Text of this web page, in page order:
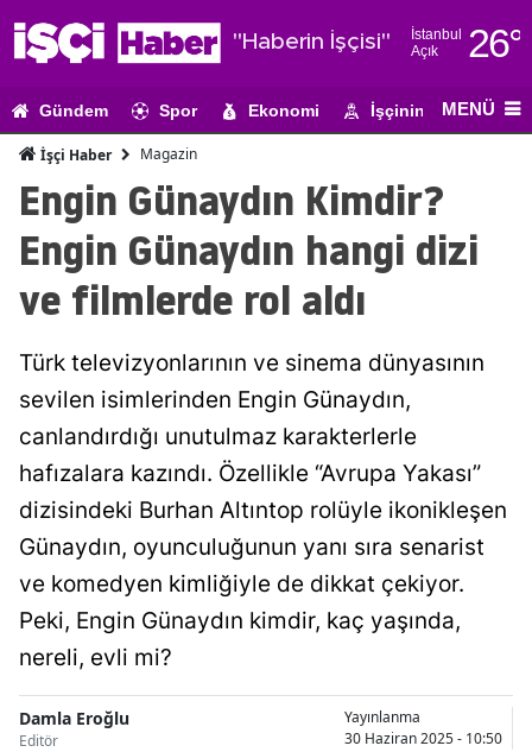
"Haberin İşçisi"
İstanbul
Açık
26°
Adıyaman
Ağrı
Amasya
Antalya
Aydın
Balıkesir
Bilecik
Bingöl
Bolu
Gündem Spor Ekonomi İşçinin Gündemi
MENÜ
İşçi Haber Magazin
Engin Günaydın Kimdir?
Engin Günaydın hangi dizi
ve filmlerde rol aldı
Türk televizyonlarının ve sinema dünyasının
sevilen isimlerinden Engin Günaydın,
canlandırdığı unutulmaz karakterlerle
hafızalara kazındı. Özellikle “Avrupa Yakası”
dizisindeki Burhan Altıntop rolüyle ikonikleşen
Günaydın, oyunculuğunun yanı sıra senarist
ve komedyen kimliğiyle de dikkat çekiyor.
Peki, Engin Günaydın kimdir, kaç yaşında,
nereli, evli mi?
Damla Eroğlu
Editör
Yayınlanma
30 Haziran 2025 - 10:50